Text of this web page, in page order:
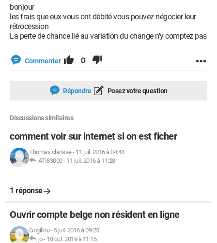
bonjour
les frais que eux vous ont débité vous pouvez négocier leur
rétrocession
La perte de chance lié au variation du change n'y comptez pas
Commenter 0
Répondre Posez votre question
Discussions similaires
comment voir sur internet si on est ficher
Thomas clarisse- 11 juil. 2016 à 04:48
ATI83000- 11 juil. 2016 à 11:28
1 réponse
Ouvrir compte belge non résident en ligne
Gogillou- 5 juil. 2016 à 09:25
jo- 18 oct. 2019 à 11:15